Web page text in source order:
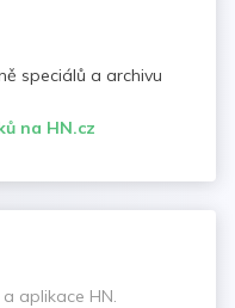
speciálů a archivu
na HN.cz
aplikace HN.